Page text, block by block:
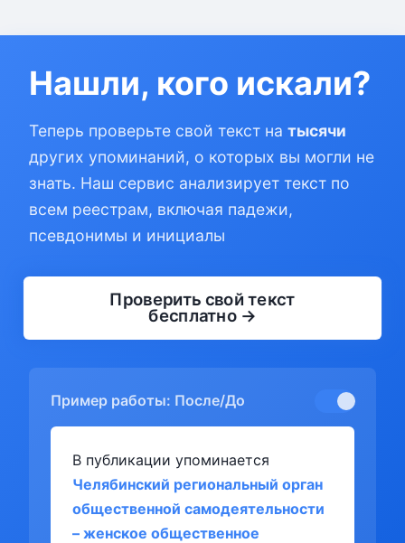
Нашли, кого искали?
Теперь проверьте свой текст на тысячи
других упоминаний, о которых вы могли не
знать. Наш сервис анализирует текст по
всем реестрам, включая падежи,
псевдонимы и инициалы
Проверить свой текст
бесплатно →
Пример работы: После/До
В публикации упоминается
Челябинский региональный орган
общественной самодеятельности
– женское общественное